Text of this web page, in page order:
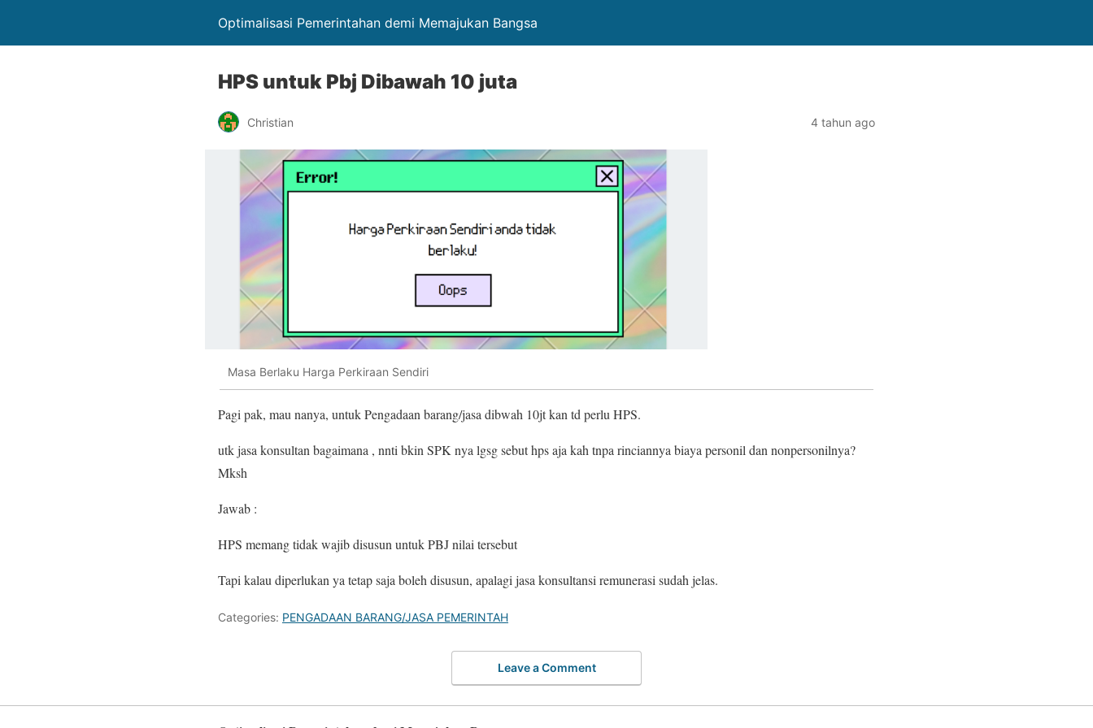
Optimalisasi Pemerintahan demi Memajukan Bangsa
HPS untuk Pbj Dibawah 10 juta
Christian 4 tahun ago
Masa Berlaku Harga Perkiraan Sendiri
Pagi pak, mau nanya, untuk Pengadaan barang/jasa dibwah 10jt kan td perlu HPS.
utk jasa konsultan bagaimana , nnti bkin SPK nya lgsg sebut hps aja kah tnpa rinciannya biaya personil dan nonpersonilnya?
Mksh
Jawab :
HPS memang tidak wajib disusun untuk PBJ nilai tersebut
Tapi kalau diperlukan ya tetap saja boleh disusun, apalagi jasa konsultansi remunerasi sudah jelas.
Categories: PENGADAAN BARANG/JASA PEMERINTAH
Leave a Comment